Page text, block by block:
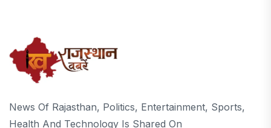
News Of Rajasthan, Politics, Entertainment, Sports,
Health And Technology Is Shared On